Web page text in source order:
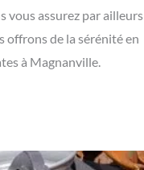
vous assurez par ailleurs
offrons de la sérénité en
à Magnanville.